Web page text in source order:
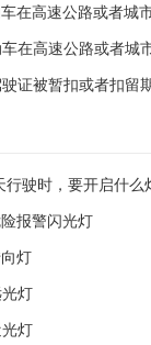
在高速公路或者城
在高速公路或者城
证被暂扣或者扣留
行驶时，要开启什么
报警闪光灯
灯
灯
灯